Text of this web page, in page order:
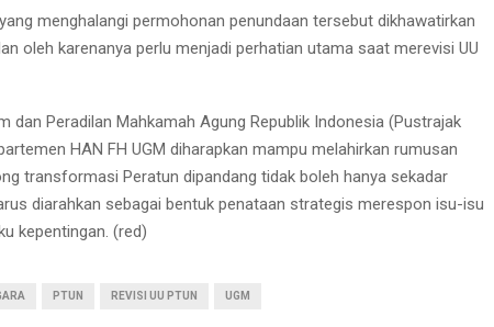
menghalangi permohonan penundaan tersebut dikhawatirkan
oleh karenanya perlu menjadi perhatian utama saat merevisi UU
dan Peradilan Mahkamah Agung Republik Indonesia (Pustrajak
HAN FH UGM diharapkan mampu melahirkan rumusan
transformasi Peratun dipandang tidak boleh hanya sekadar
diarahkan sebagai bentuk penataan strategis merespon isu-isu
kepentingan. (red)
PTUN REVISI UU PTUN UGM